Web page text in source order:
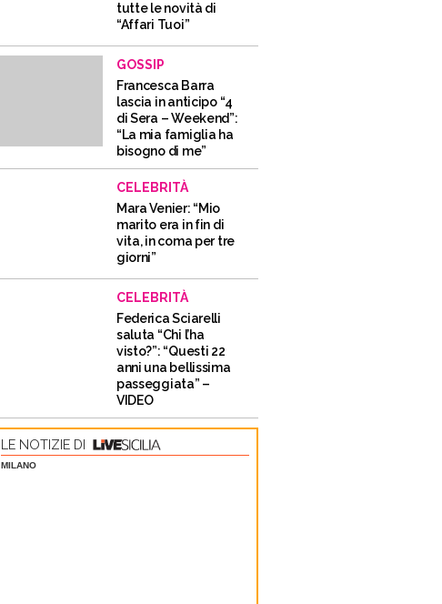
tutte le novità di
“Affari Tuoi”
GOSSIP
Francesca Barra
lascia in anticipo “4
di Sera – Weekend”:
“La mia famiglia ha
bisogno di me”
CELEBRITÀ
Mara Venier: “Mio
marito era in fin di
vita, in coma per tre
giorni”
CELEBRITÀ
Federica Sciarelli
saluta “Chi l’ha
visto?”: “Questi 22
anni una bellissima
passeggiata” –
VIDEO
LE NOTIZIE DI
MILANO